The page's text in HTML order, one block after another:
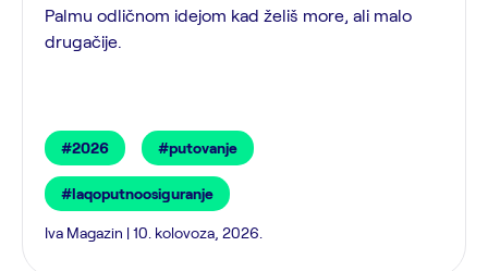
Palmu odličnom idejom kad želiš more, ali malo
drugačije.
#2026 #putovanje
#laqoputnoosiguranje
Iva Magazin | 10. kolovoza, 2026.